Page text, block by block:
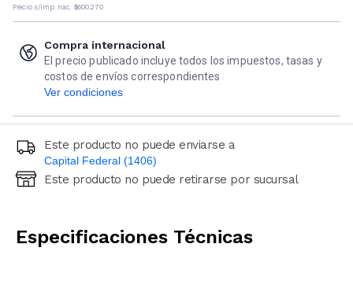
Precio s/imp. nac. $600.270
Compra internacional
El precio publicado incluye todos los impuestos, tasas y
costos de envíos correspondientes
Ver condiciones
Este producto no puede enviarse a
Capital Federal (1406)
Ingresá código postal (sólo números)
Este producto no puede retirarse por sucursal
Especificaciones Técnicas